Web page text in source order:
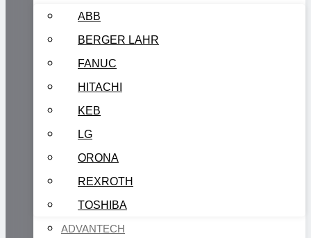
ABB
BERGER LAHR
FANUC
HITACHI
KEB
LG
ORONA
REXROTH
TOSHIBA
ADVANTECH